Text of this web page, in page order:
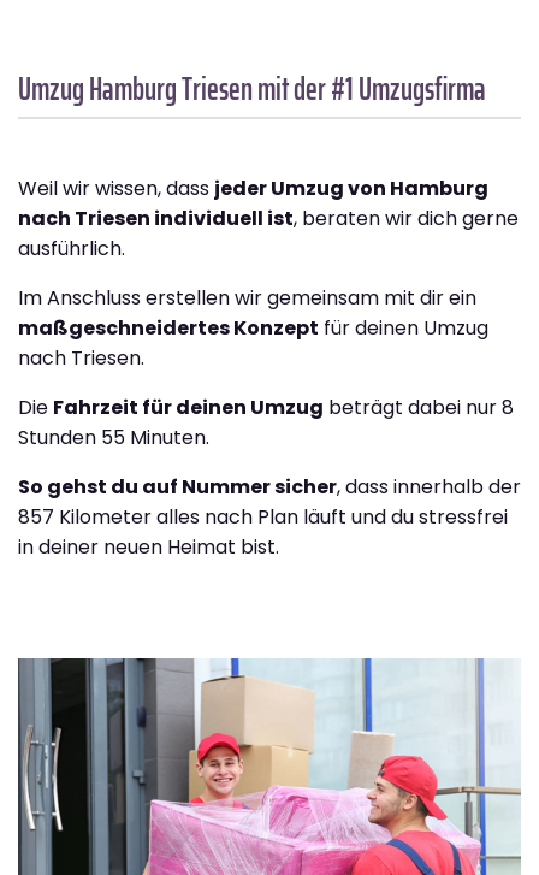
Umzug HamburgTriesenmit der #1 Umzugsfirma
Weil wir wissen, dass jeder Umzug von Hamburg
nach Triesen individuell ist, beraten wir dich gerne
ausführlich.
Im Anschluss erstellen wir gemeinsam mit dir ein
maßgeschneidertes Konzept für deinen Umzug
nach Triesen.
Die Fahrzeit für deinen Umzug beträgt dabei nur 8
Stunden 55 Minuten.
So gehst du auf Nummer sicher, dass innerhalb der
857 Kilometer alles nach Plan läuft und du stressfrei
in deiner neuen Heimat bist.